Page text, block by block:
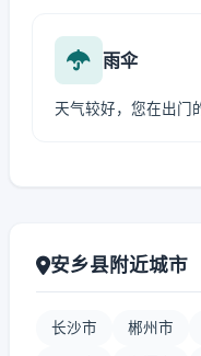
雨伞
天气较好，您在出门
安乡县附近城市
长沙市 郴州市